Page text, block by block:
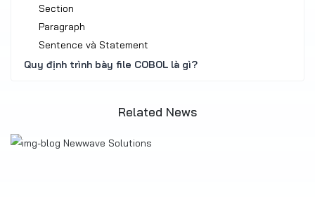
Section
Paragraph
Sentence và Statement
Quy định trình bày file COBOL là gì?
Related News